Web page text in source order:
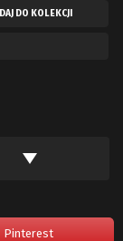
DO KOLEKCJI
Pinterest